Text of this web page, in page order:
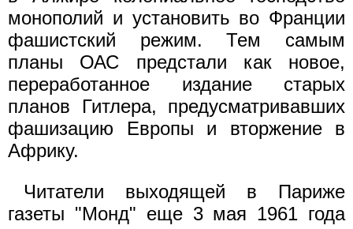
монополий и установить во Франции
фашистский режим. Тем самым
планы ОАС предстали как новое,
переработанное издание старых
планов Гитлера, предусматривавших
фашизацию Европы и вторжение в
Африку.
Читатели выходящей в Париже
газеты "Монд" еще 3 мая 1961 года